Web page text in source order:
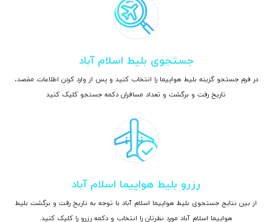
جستجوی بلیط اسلام آباد
در فرم جستجو گزینه بلیط هواپیما را انتخاب کنید و پس از وارد کردن اطلاعات مقصد،
تاریخ رفت و برگشت و تعداد مسافران دکمه جستجو کلیک کنید
رزرو بلیط هواپیما اسلام آباد
از بین نتایج جستجوی بلیط هواپیما اسلام آباد با توجه به تاریخ رفت و برگشت بلیط
هواپیما اسلام آباد مورد نظرتان را انتخاب و دکمه رزرو را کلیک کنید.